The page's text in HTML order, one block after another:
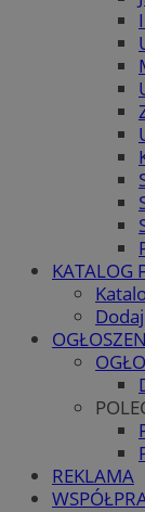
KATALOG
REKLAMA